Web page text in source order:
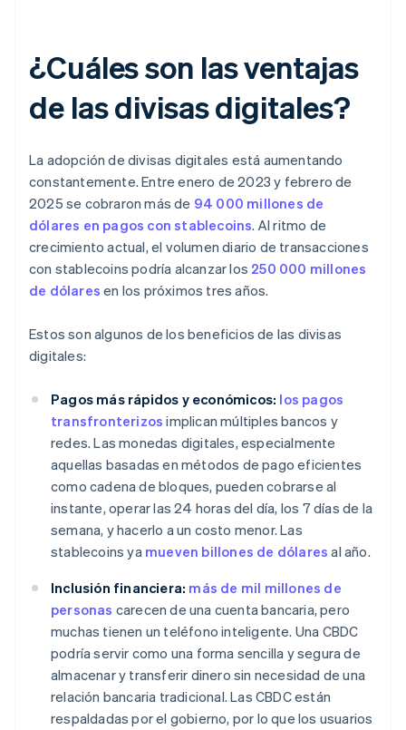
¿Cuáles son las ventajas
de las divisas digitales?
La adopción de divisas digitales está aumentando
constantemente. Entre enero de 2023 y febrero de
2025 se cobraron más de 94 000 millones de
dólares en pagos con stablecoins. Al ritmo de
crecimiento actual, el volumen diario de transacciones
con stablecoins podría alcanzar los 250 000 millones
de dólares en los próximos tres años.
Estos son algunos de los beneficios de las divisas
digitales:
Pagos más rápidos y económicos: los pagos
transfronterizos implican múltiples bancos y
redes. Las monedas digitales, especialmente
aquellas basadas en métodos de pago eficientes
como cadena de bloques, pueden cobrarse al
instante, operar las 24 horas del día, los 7 días de la
semana, y hacerlo a un costo menor. Las
stablecoins ya mueven billones de dólares al año.
Inclusión financiera: más de mil millones de
personas carecen de una cuenta bancaria, pero
muchas tienen un teléfono inteligente. Una CBDC
podría servir como una forma sencilla y segura de
almacenar y transferir dinero sin necesidad de una
relación bancaria tradicional. Las CBDC están
respaldadas por el gobierno, por lo que los usuarios